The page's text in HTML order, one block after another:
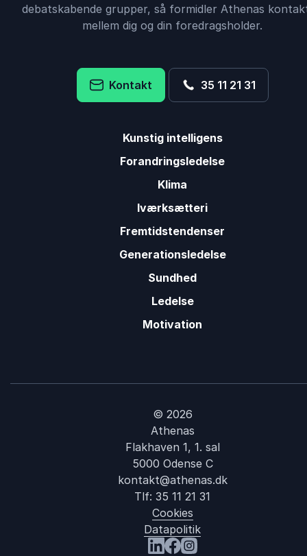
debatskabende grupper, så formidler Athenas
mellem dig og din foredragsholder.
Kontakt 35 11 21 31
Kunstig intelligens
Forandringsledelse
Klima
Iværksætteri
Fremtidstendenser
Generationsledelse
Sundhed
Ledelse
Motivation
© 2026
Athenas
Flakhaven 1, 1. sal
5000 Odense C
kontakt@athenas.dk
Tlf: 35 11 21 31
Cookies
Datapolitik